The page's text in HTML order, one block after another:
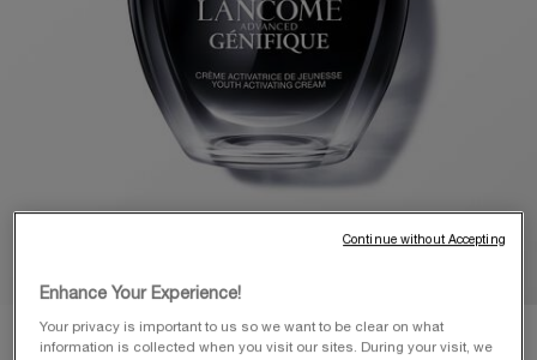
Enhance Your Experience!
Your privacy is important to us so we want to be clear on what
information is collected when you visit our sites. During your visit, we
Continue without Accepting